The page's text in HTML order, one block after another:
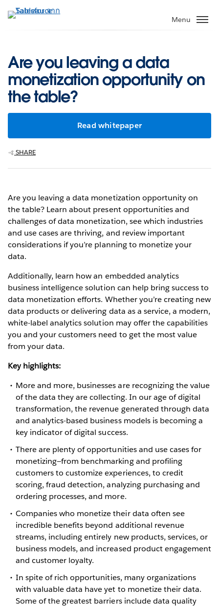
ไป
Menu
Are you leaving a data
monetization opportunity on
the table?
Read whitepaper
SHARE
Are you leaving a data monetization opportunity on
the table? Learn about present opportunities and
challenges of data monetization, see which industries
and use cases are thriving, and review important
considerations if you’re planning to monetize your
data.
Additionally, learn how an embedded analytics
business intelligence solution can help bring success to
data monetization efforts. Whether you’re creating new
data products or delivering data as a service, a modern,
white-label analytics solution may offer the capabilities
you and your customers need to get the most value
from your data.
Key highlights:
More and more, businesses are recognizing the value
of the data they are collecting. In our age of digital
transformation, the revenue generated through data
and analytics-based business models is becoming a
key indicator of digital success.
There are plenty of opportunities and use cases for
monetizing—from benchmarking and profiling
customers to customize experiences, to credit
scoring, fraud detection, analyzing purchasing and
ordering processes, and more.
Companies who monetize their data often see
incredible benefits beyond additional revenue
streams, including entirely new products, services, or
business models, and increased product engagement
and customer loyalty.
In spite of rich opportunities, many organizations
with valuable data have yet to monetize their data.
Some of the greatest barriers include data quality